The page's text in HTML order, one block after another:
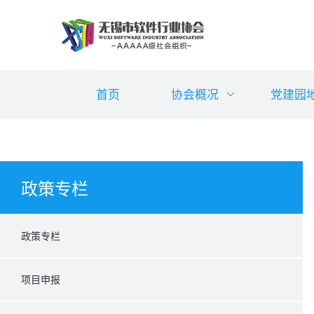
首页 协会概况 党建园
政策专栏
政策专栏
项目申报